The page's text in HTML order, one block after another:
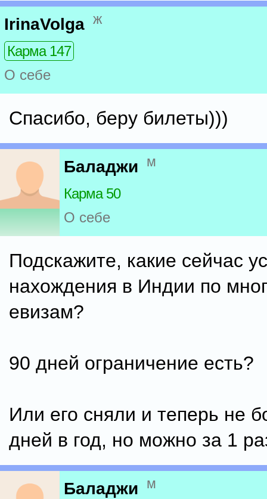
IrinaVolga ж
Карма 147
О себе
Спасибо, беру билеты)))
Баладжи м
Карма 50
О себе
Подскажите, какие сейчас
нахождения в Индии по
евизам?
90 дней ограничение есть?
Или его сняли и теперь не
дней в год, но можно за 1
Баладжи м